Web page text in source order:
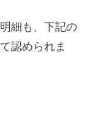
細も、下記の
認められま